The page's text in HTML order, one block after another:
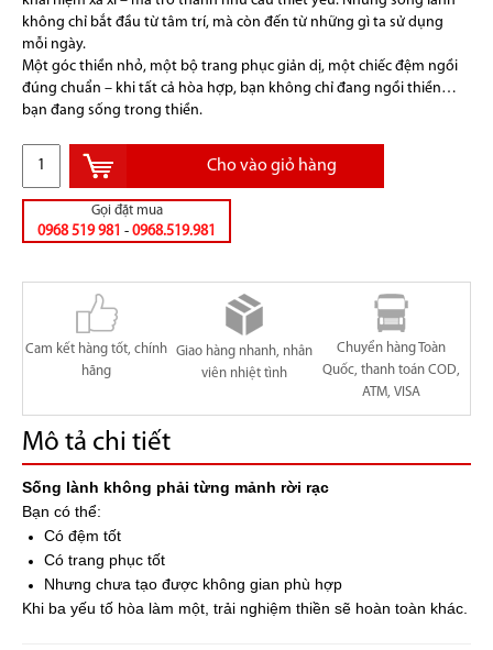
không chỉ bắt đầu từ tâm trí, mà còn đến từ những gì ta sử dụng
mỗi ngày.
Một góc thiền nhỏ, một bộ trang phục giản dị, một chiếc đệm ngồi
đúng chuẩn – khi tất cả hòa hợp, bạn không chỉ đang ngồi thiền…
bạn đang sống trong thiền.
Cho vào giỏ hàng
Gọi đặt mua
0968 519 981 - 0968.519.981
Cam kết hàng tốt, chính
hãng
Giao hàng nhanh, nhân
viên nhiệt tình
Chuyển hàng Toàn
Quốc, thanh toán COD,
ATM, VISA
Mô tả chi tiết
Sống lành không phải từng mảnh rời rạc
Bạn có thể:
Có đệm tốt
Có trang phục tốt
Nhưng chưa tạo được không gian phù hợp
Khi ba yếu tố hòa làm một, trải nghiệm thiền sẽ hoàn toàn khác.